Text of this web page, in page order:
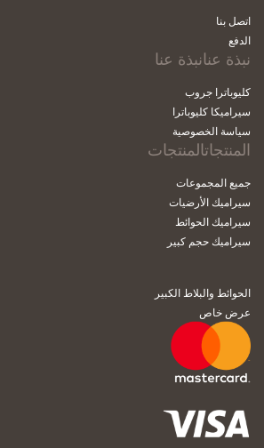
اتصل بنا
الدفع
نبذة عنانبذة عنا
كليوباترا جروب
سيراميكا كليوباترا
سياسة الخصوصية
المنتجاتالمنتجات
جميع المجموعات
سيراميك الأرضيات
سيراميك الحوائط
سيراميك حجم كبير
الحوائط والبلاط الكبير
عرض خاص